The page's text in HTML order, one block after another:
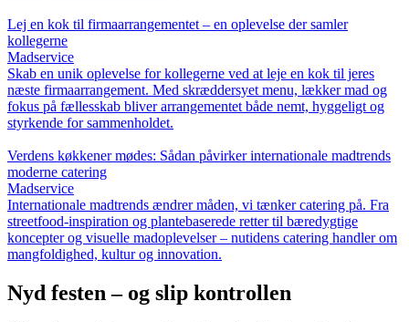
Lej en kok til firmaarrangementet – en oplevelse der samler
kollegerne
Madservice
Skab en unik oplevelse for kollegerne ved at leje en kok til jeres
næste firmaarrangement. Med skræddersyet menu, lækker mad og
fokus på fællesskab bliver arrangementet både nemt, hyggeligt og
styrkende for sammenholdet.
Verdens køkkener mødes: Sådan påvirker internationale madtrends
moderne catering
Madservice
Internationale madtrends ændrer måden, vi tænker catering på. Fra
streetfood-inspiration og plantebaserede retter til bæredygtige
koncepter og visuelle madoplevelser – nutidens catering handler om
mangfoldighed, kultur og innovation.
Nyd festen – og slip kontrollen